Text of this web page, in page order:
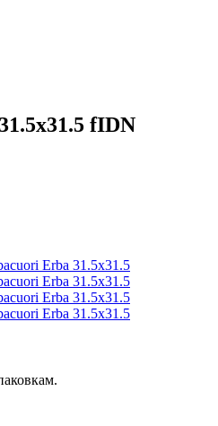
fIDN